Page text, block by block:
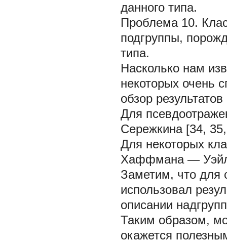
данного типа.
Проблема 10.
подгруппы,
типа.
Насколько нам
некоторых очень
обзор
Для
Сережкина [34,
Для некоторых
Хаффмана —
Заметим, что для
использовал
описании
Таким образом,
окажется